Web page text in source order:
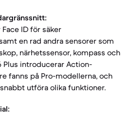
ID för säker
en rad andra sensorer som
närhetssensor, kompass och
Plus introducerar Action-
fanns på Pro-modellerna, och
utföra olika funktioner.